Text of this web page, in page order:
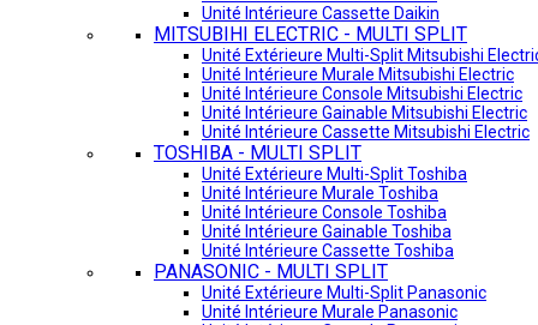
Unité Intérieure Cassette Daikin
MITSUBIHI ELECTRIC - MULTI SPLIT
Unité Extérieure Multi-Split Mitsubishi
Unité Intérieure Murale Mitsubishi Electric
Unité Intérieure Console Mitsubishi Electric
Unité Intérieure Gainable Mitsubishi Electric
Unité Intérieure Cassette Mitsubishi Electric
TOSHIBA - MULTI SPLIT
Unité Extérieure Multi-Split Toshiba
Unité Intérieure Murale Toshiba
Unité Intérieure Console Toshiba
Unité Intérieure Gainable Toshiba
Unité Intérieure Cassette Toshiba
PANASONIC - MULTI SPLIT
Unité Extérieure Multi-Split Panasonic
Unité Intérieure Murale Panasonic